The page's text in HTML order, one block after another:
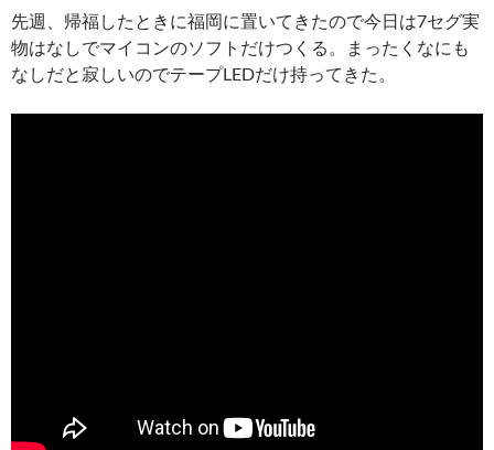
先週、帰福したときに福岡に置いてきたので今日は7セグ実
物はなしでマイコンのソフトだけつくる。まったくなにも
なしだと寂しいのでテープLEDだけ持ってきた。